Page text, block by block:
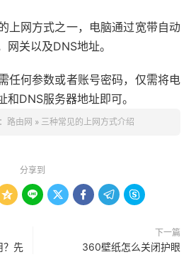
上网方式之一，电脑通过宽带自动
关以及DNS地址。
任何参数或者账号密码，仅需将电
DNS服务器地址即可。
路由网 » 三种常见的上网方式介绍
分享到
     
？先
下一篇
360壁纸怎么关闭护眼